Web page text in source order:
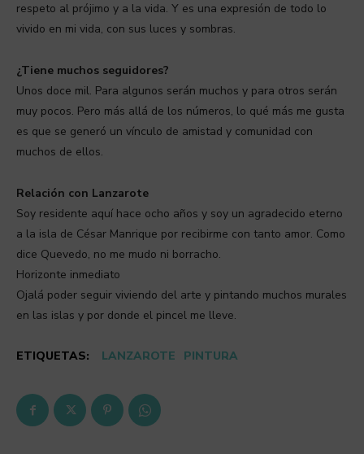
respeto al prójimo y a la vida. Y es una expresión de todo lo
vivido en mi vida, con sus luces y sombras.
¿Tiene muchos seguidores?
Unos doce mil. Para algunos serán muchos y para otros serán
muy pocos. Pero más allá de los números, lo qué más me gusta
es que se generó un vínculo de amistad y comunidad con
muchos de ellos.
Relación con Lanzarote
Soy residente aquí hace ocho años y soy un agradecido eterno
a la isla de César Manrique por recibirme con tanto amor. Como
dice Quevedo, no me mudo ni borracho.
Horizonte inmediato
Ojalá poder seguir viviendo del arte y pintando muchos murales
en las islas y por donde el pincel me lleve.
ETIQUETAS: LANZAROTE PINTURA